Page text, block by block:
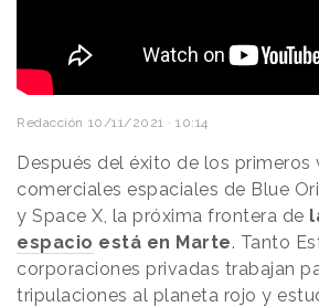
Redacción 10/11/2021 · 10:14
Después del éxito de los primeros
comerciales espaciales de Blue
y Space X, la próxima frontera de
espacio está en Marte. Tanto
corporaciones privadas trabajan
tripulaciones al planeta rojo y